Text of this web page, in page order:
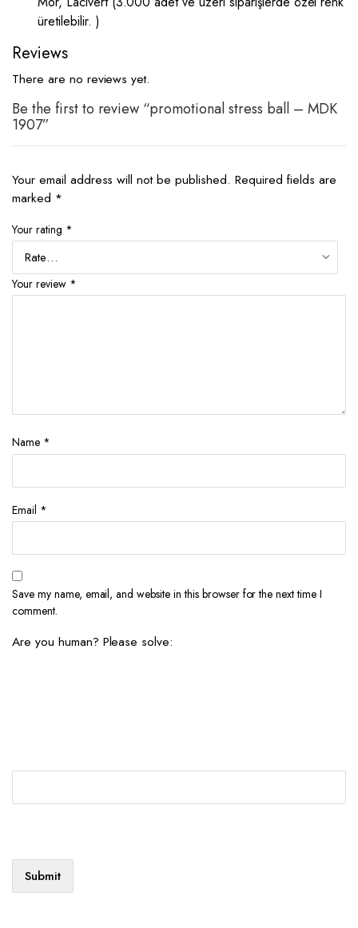
üretilebilir. )
Reviews
There are no reviews yet.
Be the first to review “promotional stress ball – MDK
1907”
Your email address will not be published. Required fields are
marked *
Your rating *
Your review *
Name *
Email *
Save my name, email, and website in this browser for the next time I
comment.
Are you human? Please solve: